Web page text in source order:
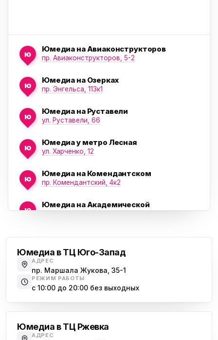
ю
Юмедиа на Авиаконструкторов
пр. Авиаконструкторов, 5-2
ю
Юмедиа на Озерках
пр. Энгельса, 113к1
ю
Юмедиа на Руставели
ул. Руставели, 66
ю
Юмедиа у метро Лесная
ул. Харченко, 12
ю
Юмедиа на Комендантском
пр. Комендантский, 4к2
ю
Юмедиа на Академической
Юмедиа на Наставников
пр. Наставников 35
ю
Юмедиа в ТК Юго-Запад
пр. Маршала Жукова, 35-1
Юмедиа в ТЦ Юго-Запад
АДРЕС
пр. Маршала Жукова, 35-1
РЕЖИМ РАБОТЫ
с 10:00 до 20:00 без выходных
Юмедиа в ТЦ Ржевка
АДРЕС